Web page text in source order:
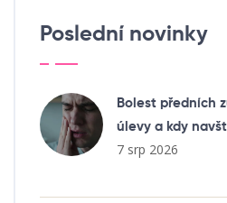
Poslední novinky
Bolest předních
úlevy a kdy
7 srp 2026